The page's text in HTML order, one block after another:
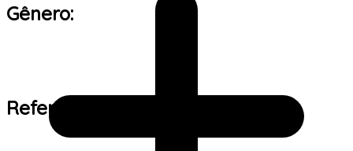
Gênero:
Referência de tamanho: